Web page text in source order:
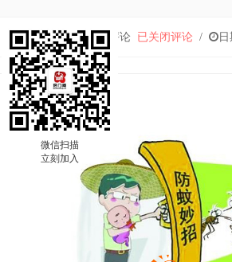
人气1,987/ 评论 夏
制
2
已关闭评论 /
微信扫描
立刻加入